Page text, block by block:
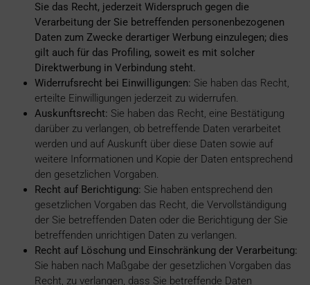
Sie das Recht, jederzeit Widerspruch gegen die
Verarbeitung der Sie betreffenden personenbezogenen
Daten zum Zwecke derartiger Werbung einzulegen; dies
gilt auch für das Profiling, soweit es mit solcher
Direktwerbung in Verbindung steht.
Widerrufsrecht bei Einwilligungen: Sie haben das Recht,
erteilte Einwilligungen jederzeit zu widerrufen.
Auskunftsrecht: Sie haben das Recht, eine Bestätigung
darüber zu verlangen, ob betreffende Daten verarbeitet
werden und auf Auskunft über diese Daten sowie auf
weitere Informationen und Kopie der Daten entsprechend
den gesetzlichen Vorgaben.
Recht auf Berichtigung: Sie haben entsprechend den
gesetzlichen Vorgaben das Recht, die Vervollständigung
der Sie betreffenden Daten oder die Berichtigung der Sie
betreffenden unrichtigen Daten zu verlangen.
Recht auf Löschung und Einschränkung der Verarbeitung:
Sie haben nach Maßgabe der gesetzlichen Vorgaben das
Recht, zu verlangen, dass Sie betreffende Daten